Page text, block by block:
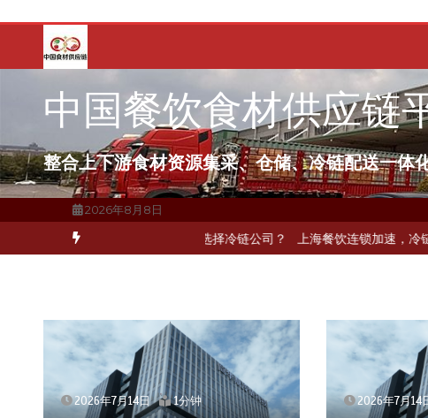
容
中国餐饮食材供应链
整合上下游食材资源集采、仓储、冷链配送一体
2026年8月8日
北京餐饮企业如何选择冷链公司？ 上海餐饮连锁加速，冷链配送如何破解
2026年7月14日 1分钟 2026年7月14日